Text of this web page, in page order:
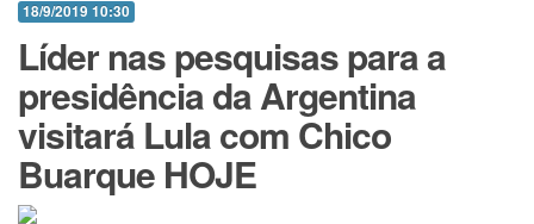
18/9/2019 10:30
Líder nas pesquisas para a
presidência da Argentina
visitará Lula com Chico
Buarque HOJE